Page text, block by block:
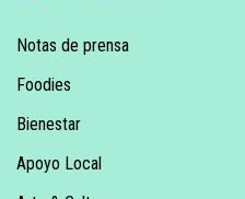
Notas de prensa
Foodies
Bienestar
Apoyo Local